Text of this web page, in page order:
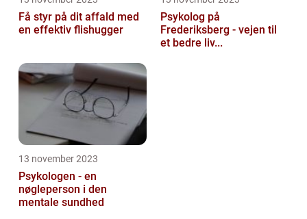
Få styr på dit affald med
en effektiv flishugger
Psykolog på
Frederiksberg - vejen til
et bedre liv...
13 november 2023
Psykologen - en
nøgleperson i den
mentale sundhed